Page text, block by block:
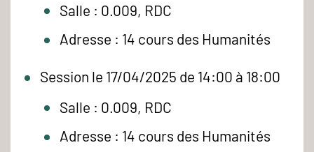
Salle : 0.009, RDC
Adresse : 14 cours des Humanités
Session le 17/04/2025 de 14:00 à 18:00
Salle : 0.009, RDC
Adresse : 14 cours des Humanités